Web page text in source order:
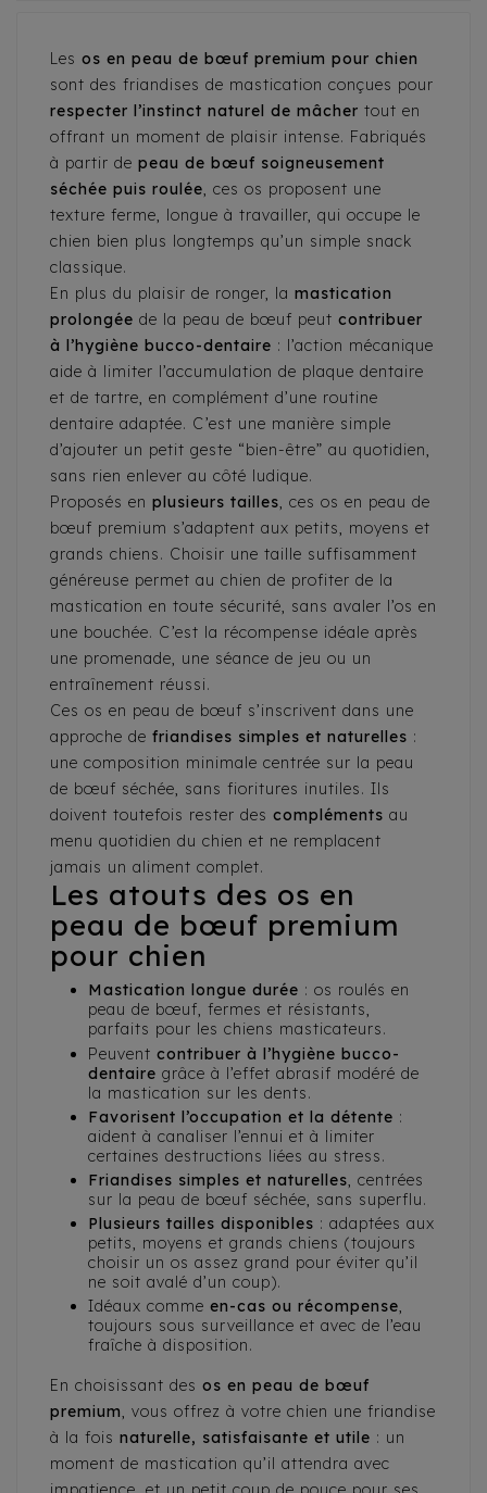
Les os en peau de bœuf premium pour chien
sont des friandises de mastication conçues pour
respecter l’instinct naturel de mâcher tout en
offrant un moment de plaisir intense. Fabriqués
à partir de peau de bœuf soigneusement
séchée puis roulée, ces os proposent une
texture ferme, longue à travailler, qui occupe le
chien bien plus longtemps qu’un simple snack
classique.
En plus du plaisir de ronger, la mastication
prolongée de la peau de bœuf peut contribuer
à l’hygiène bucco-dentaire : l’action mécanique
aide à limiter l’accumulation de plaque dentaire
et de tartre, en complément d’une routine
dentaire adaptée. C’est une manière simple
d’ajouter un petit geste “bien-être” au quotidien,
sans rien enlever au côté ludique.
Proposés en plusieurs tailles, ces os en peau de
bœuf premium s’adaptent aux petits, moyens et
grands chiens. Choisir une taille suffisamment
généreuse permet au chien de profiter de la
mastication en toute sécurité, sans avaler l’os en
une bouchée. C’est la récompense idéale après
une promenade, une séance de jeu ou un
entraînement réussi.
Ces os en peau de bœuf s’inscrivent dans une
approche de friandises simples et naturelles :
une composition minimale centrée sur la peau
de bœuf séchée, sans fioritures inutiles. Ils
doivent toutefois rester des compléments au
menu quotidien du chien et ne remplacent
jamais un aliment complet.
Les atouts des os en
peau de bœuf premium
pour chien
Mastication longue durée : os roulés en
peau de bœuf, fermes et résistants,
parfaits pour les chiens masticateurs.
Peuvent contribuer à l’hygiène bucco-
dentaire grâce à l’effet abrasif modéré de
la mastication sur les dents.
Favorisent l’occupation et la détente :
aident à canaliser l’ennui et à limiter
certaines destructions liées au stress.
Friandises simples et naturelles, centrées
sur la peau de bœuf séchée, sans superflu.
Plusieurs tailles disponibles : adaptées aux
petits, moyens et grands chiens (toujours
choisir un os assez grand pour éviter qu’il
ne soit avalé d’un coup).
Idéaux comme en-cas ou récompense,
toujours sous surveillance et avec de l’eau
fraîche à disposition.
En choisissant des os en peau de bœuf
premium, vous offrez à votre chien une friandise
à la fois naturelle, satisfaisante et utile : un
moment de mastication qu’il attendra avec